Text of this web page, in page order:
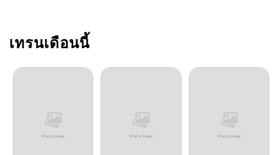
ตอนที่ 46
ตอนที่ 45
ตอนที่ 43 12/02/2024
เทรนเดือนนี้